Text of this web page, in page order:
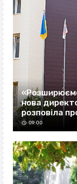
нова
розповіла
09:00